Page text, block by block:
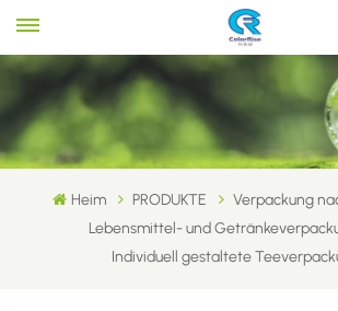
Heim PRODUKTE
Verpackung
Lebensmittel- und
Individuell gestaltete